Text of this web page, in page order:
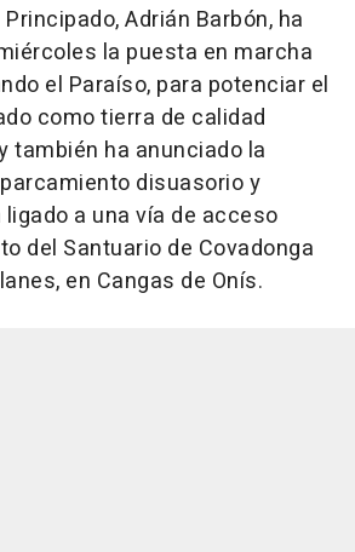
Adrián Barbón, ha
la puesta en marcha
el Paraíso, para potenciar el
como tierra de calidad
también ha anunciado la
disuasorio y
a una vía de acceso
del Santuario de Covadonga
en Cangas de Onís.